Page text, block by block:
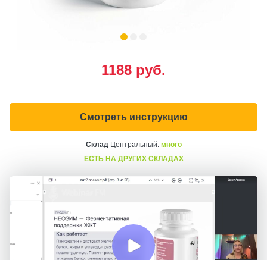
1188 руб.
Смотреть инструкцию
СкладЦентральный: много
ЕСТЬ НА ДРУГИХ СКЛАДАХ